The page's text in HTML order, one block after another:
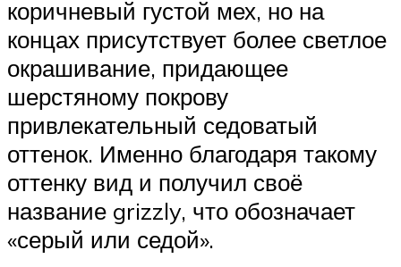
коричневый густой мех, но на
концах присутствует более светлое
окрашивание, придающее
шерстяному покрову
привлекательный седоватый
оттенок. Именно благодаря такому
оттенку вид и получил своё
название grizzly, что обозначает
«серый или седой».